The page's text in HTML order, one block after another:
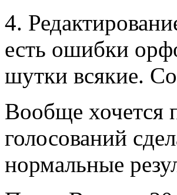
4.
есть ошибки
шутки всякие.
Вообще хочется
голосований
нормальные